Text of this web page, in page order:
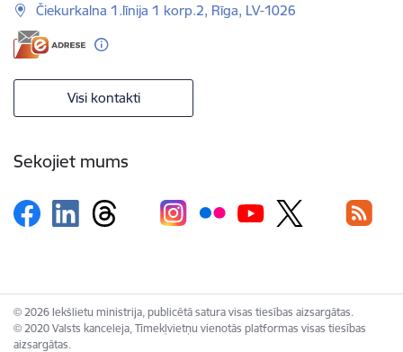
Čiekurkalna 1.līnija 1 korp.2, Rīga, LV-1026
Visi kontakti
Sekojiet mums
© 2026 Iekšlietu ministrija, publicētā satura visas tiesības aizsargātas.
© 2020 Valsts kanceleja, Tīmekļvietņu vienotās platformas visas tiesības
aizsargātas.